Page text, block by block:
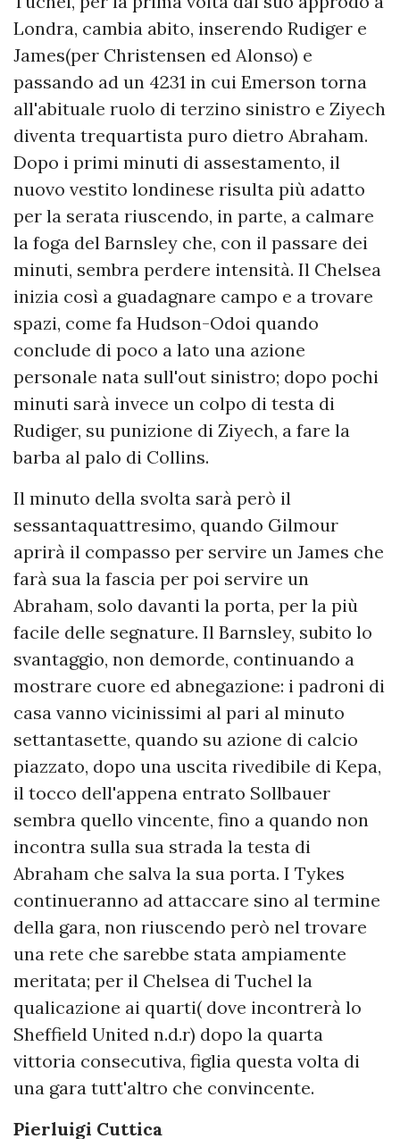
Londra, cambia abito, inserendo Rudiger e
James(per Christensen ed Alonso) e
passando ad un 4231 in cui Emerson torna
all'abituale ruolo di terzino sinistro e Ziyech
diventa trequartista puro dietro Abraham.
Dopo i primi minuti di assestamento, il
nuovo vestito londinese risulta più adatto
per la serata riuscendo, in parte, a calmare
la foga del Barnsley che, con il passare dei
minuti, sembra perdere intensità. Il Chelsea
inizia così a guadagnare campo e a trovare
spazi, come fa Hudson-Odoi quando
conclude di poco a lato una azione
personale nata sull'out sinistro; dopo pochi
minuti sarà invece un colpo di testa di
Rudiger, su punizione di Ziyech, a fare la
barba al palo di Collins.
Il minuto della svolta sarà però il
sessantaquattresimo, quando Gilmour
aprirà il compasso per servire un James che
farà sua la fascia per poi servire un
Abraham, solo davanti la porta, per la più
facile delle segnature. Il Barnsley, subito lo
svantaggio, non demorde, continuando a
mostrare cuore ed abnegazione: i padroni di
casa vanno vicinissimi al pari al minuto
settantasette, quando su azione di calcio
piazzato, dopo una uscita rivedibile di Kepa,
il tocco dell'appena entrato Sollbauer
sembra quello vincente, fino a quando non
incontra sulla sua strada la testa di
Abraham che salva la sua porta. I Tykes
continueranno ad attaccare sino al termine
della gara, non riuscendo però nel trovare
una rete che sarebbe stata ampiamente
meritata; per il Chelsea di Tuchel la
qualicazione ai quarti( dove incontrerà lo
Sheffield United n.d.r) dopo la quarta
vittoria consecutiva, figlia questa volta di
una gara tutt'altro che convincente.
Pierluigi Cuttica